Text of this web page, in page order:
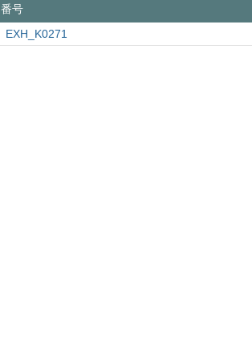
番号
EXH_K0271